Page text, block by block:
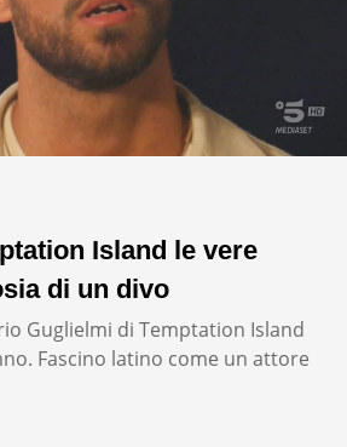
Island le vere
di un divo
Guglielmi di Temptation Island
Fascino latino come un attore